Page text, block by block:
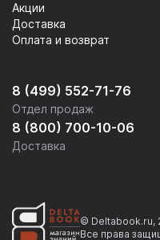
8 (499) 552-71-76
Отдел продаж
8 (800) 700-10-06
Доставка
Акции
Доставка
Оплата и возврат
© Deltabook.ru,
Все права